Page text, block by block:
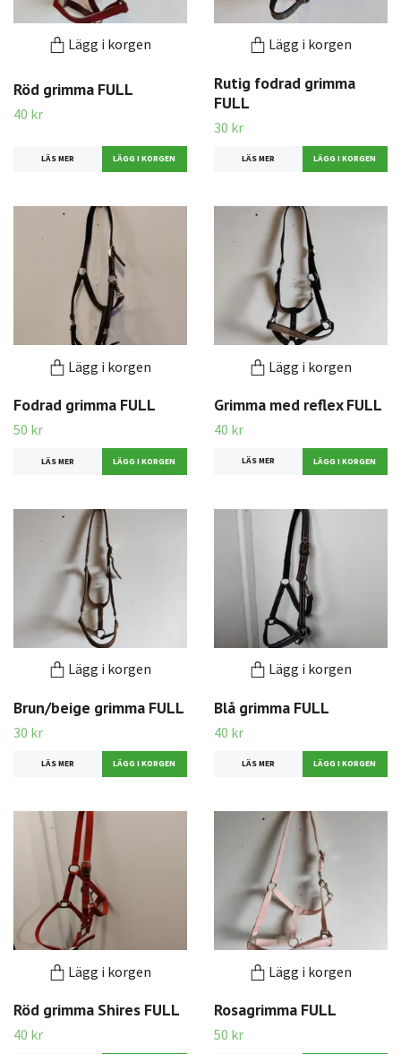
Lägg i korgen
Röd grimma FULL
40 kr
LÄS MER
Lägg i korgen
Rutig fodrad grimma
FULL
30 kr
LÄS MER
Lägg i korgen
Fodrad grimma FULL
50 kr
LÄS MER
Lägg i korgen
Grimma med reflex FULL
40 kr
LÄS MER
Lägg i korgen
Brun/beige grimma FULL
30 kr
LÄS MER
Lägg i korgen
Blå grimma FULL
40 kr
LÄS MER
Lägg i korgen
Röd grimma Shires FULL
40 kr
Lägg i korgen
Rosagrimma FULL
50 kr